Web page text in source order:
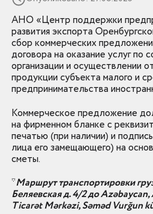
АНО «Центр поддержки
развития экспорта
сбор коммерческих
договора на оказание услуг по
организации и осуществлении
продукции субъекта малого и
предпринимательства
Коммерческое предложение
на фирменном бланке с
печатью (при наличии) и
лица его замещающего) на
сметы.
*Маршрут транспортировки
Беляевская д. 4/2 до
Ticarət Mərkəzi, Səməd Vurğun